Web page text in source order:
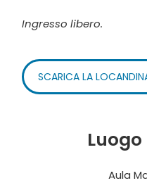
Ingresso libero.
SCARICA LA
Aula